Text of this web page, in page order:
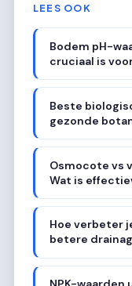
LEES OOK
Bodem pH-
cruciaal is
Beste
gezonde
Osmocote vs
Wat is
Hoe verbeter
betere